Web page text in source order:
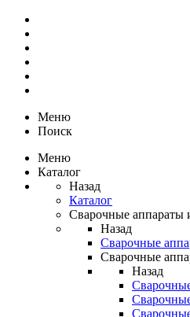
Меню
Поиск
Меню
Каталог
Назад
Каталог
Сварочные аппараты
Назад
Сварочные
Сварочные
Назад